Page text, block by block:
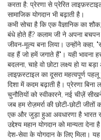
करता है: प्रेरणा से प्रेरित
सामाजिक योगदान भी बढ़ाती है।
कभी सोचा है कि एक वैज्ञानिक का
बंधे होते हैं? कलाम जी ने अपना बचपन
जीवन‑मूल्य बना लिया। उन्होंने
वह हैं जो हमें जगाते हैं"। यही भावना
बदलना, चाहे वो छोटा लक्ष्य हो या बड़ा
लाइफ़स्टाइल का दूसरा महत्वपूर्ण पहलू
दिशा में कदम बढ़ाती है । प्रेरणा
चुनौतियों को स्वीकारने, नई चीज़ें
जब हम रोज़मर्रा की छोटी‑छोटी
एक और जुड़ा हुआ अवधारणा है भारत
उद्देश्‍य महान योगदान को मान्यता देना है
देश‑सेवा के योगदान के लिए मिला।